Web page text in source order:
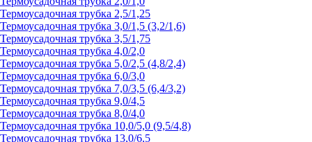
Термоусадочная трубка 2,5/1,25
Термоусадочная трубка 3,0/1,5 (3,2/1,6)
Термоусадочная трубка 3,5/1,75
Термоусадочная трубка 4,0/2,0
Термоусадочная трубка 5,0/2,5 (4,8/2,4)
Термоусадочная трубка 6,0/3,0
Термоусадочная трубка 7,0/3,5 (6,4/3,2)
Термоусадочная трубка 9,0/4,5
Термоусадочная трубка 8,0/4,0
Термоусадочная трубка 10,0/5,0 (9,5/4,8)
Термоусадочная трубка 13,0/6,5